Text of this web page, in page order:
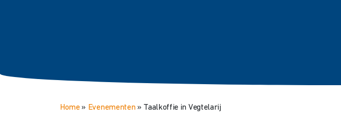
Home» Evenementen» Taalkoffie in Vegtelarij